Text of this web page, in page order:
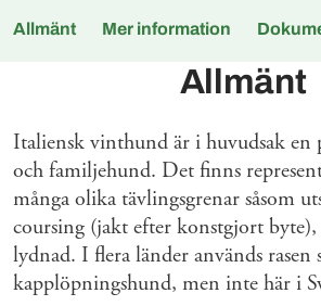
Allmänt Mer information
Allmänt
Italiensk vinthund är i huvudsak en
och familjehund. Det finns
många olika tävlingsgrenar såsom
coursing (jakt efter konstgjort
lydnad. I flera länder används rasen
kapplöpningshund, men inte här i